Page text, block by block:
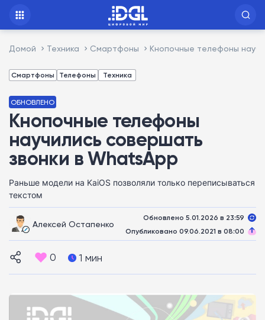
Домой Техника Смартфоны Кнопочные телефоны
Смартфоны Телефоны Техника
ОБНОВЛЕНО
Кнопочные телефоны
научились совершать
звонки в WhatsApp
Раньше модели на KaiOS позволяли только переписываться
текстом
Алексей Остапенко
Обновлено 5.01.2026 в 23:59
Опубликовано 09.06.2021 в 08:00
0 1 мин